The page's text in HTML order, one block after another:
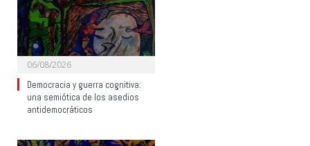
06/08/2026
Democracia y guerra cognitiva:
una semiótica de los asedios
antidemocráticos